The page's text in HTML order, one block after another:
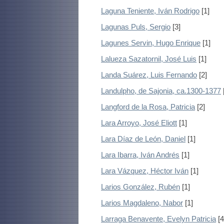
Laguna Teniente, Iván Rodrigo [1]
Lagunas Puls, Sergio [3]
Lagunes Servin, Hugo Enrique [1]
Lalueza Sazatornil, José Luis [1]
Landa Suárez, Luis Fernando [2]
Landulpho, de Sajonia, ca.1300-1377
Langford de la Rosa, Patricia [2]
Lara Arroyo, José Eliott [1]
Lara Díaz de León, Daniel [1]
Lara Ibarra, Iván Andrés [1]
Lara Vázquez, Héctor Iván [1]
Larios González, Rubén [1]
Larios Magdaleno, Nabor [1]
Larraga Benavente, Evelyn Patricia